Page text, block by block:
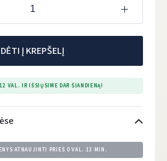
DĖTI Į KREPŠELĮ
VAL. IR IŠSIŲSIME DAR ŠIANDIENĄ!
ATNAUJINTI PRIEŠ 0 VAL. 13 MIN.